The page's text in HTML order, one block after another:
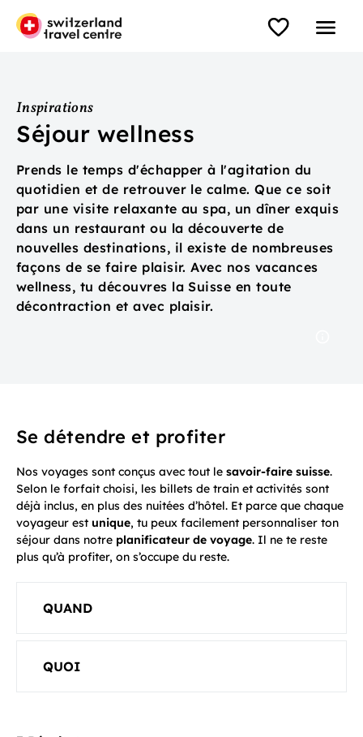
Inspirations
Séjour wellness
Prends le temps d'échapper à l'agitation du
quotidien et de retrouver le calme. Que ce soit
par une visite relaxante au spa, un dîner exquis
dans un restaurant ou la découverte de
nouvelles destinations, il existe de nombreuses
façons de se faire plaisir. Avec nos vacances
wellness, tu découvres la Suisse en toute
décontraction et avec plaisir.
Se détendre et profiter
Nos voyages sont conçus avec tout le savoir-faire suisse.
Selon le forfait choisi, les billets de train et activités sont
déjà inclus, en plus des nuitées d’hôtel. Et parce que chaque
voyageur est unique, tu peux facilement personnaliser ton
séjour dans notre planificateur de voyage. Il ne te reste
plus qu’à profiter, on s’occupe du reste.
QUAND
QUOI